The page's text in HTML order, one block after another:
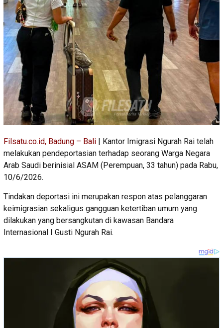
Filsatu.co.id, Badung – Bali | Kantor Imigrasi Ngurah Rai telah
melakukan pendeportasian terhadap seorang Warga Negara
Arab Saudi berinisial ASAM (Perempuan, 33 tahun) pada Rabu,
10/6/2026.
Tindakan deportasi ini merupakan respon atas pelanggaran
keimigrasian sekaligus gangguan ketertiban umum yang
dilakukan yang bersangkutan di kawasan Bandara
Internasional I Gusti Ngurah Rai.